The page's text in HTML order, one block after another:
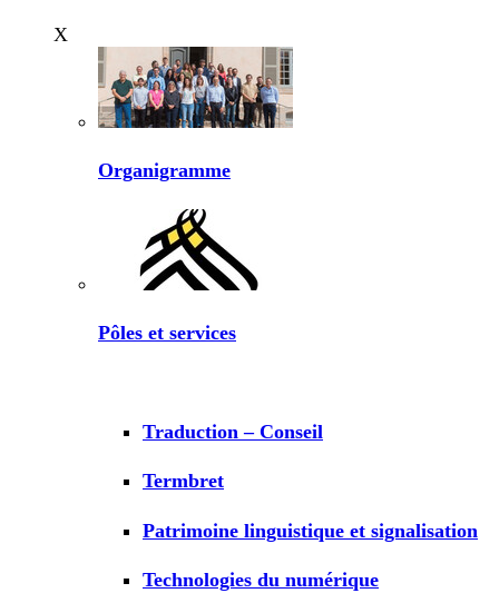
X
Organigramme
Pôles et services
Traduction – Conseil
Termbret
Patrimoine linguistique et signalisation
Technologies du numérique